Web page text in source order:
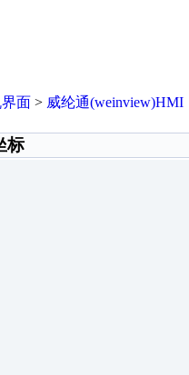
界面 > 威纶通(weinview)HMI
标